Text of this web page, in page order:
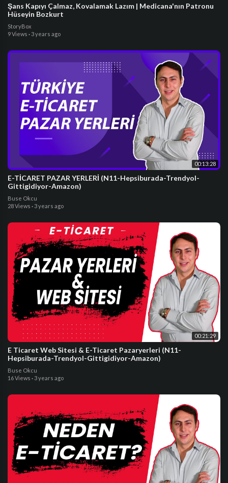
Şans Kapıyı Çalmaz, Kovalamak Lazım | Medicana'nın Patronu
Hüseyin Bozkurt
StoryBox
9 Views · 3 years ago
00:13:28
E-TİCARET PAZAR YERLERİ (N11-Hepsiburada-Trendyol-
Gittigidiyor-Amazon)
Buse Okcu
28 Views · 3 years ago
00:21:29
E Ticaret Web Sitesi & E-Ticaret Pazaryerleri (N11-
Hepsiburada-Trendyol-Gittigidiyor-Amazon)
Buse Okcu
16 Views · 3 years ago